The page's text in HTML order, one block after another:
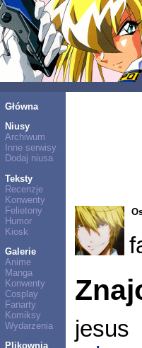
Główna
Niusy
Archiwum
Inne serwisy
Dodaj niusa
Teksty
Recenzje
Konwenty
Felietony
Humor
Kiosk
Galerie
Anime
Manga
Konwenty
Cosplay
Fanarty
Komiksy
Wydarzenia
Plikownia